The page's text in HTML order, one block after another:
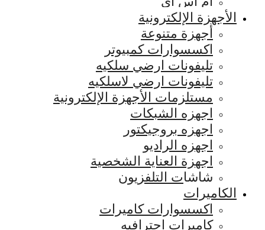
الأجهزة الإلكترونية
أجهزة متنوعة
اكسسوارات كمبيوتر
تليفونات ارضي سلكيه
تليفونات ارضي لاسلكيه
مستلزمات الأجهزة الإلكترونية
اجهزه الشبكات
اجهزه بروجيكتور
اجهزه الراديو
اجهزة العناية الشخصية
شاشات التلفزيون
الكاميرات
اكسسوارات كاميرات
كاميرات احترافيه